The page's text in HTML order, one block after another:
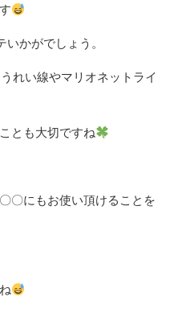
かがでしょう。
れい線やマリオネットライ
とも大切ですね
〇にもお使い頂けることを